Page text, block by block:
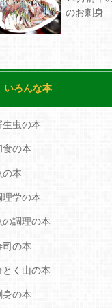
のお刺身
いろんな本
生虫の本
食の本
の本
理学の本
の調理の本
司の本
とく山の本
身の本